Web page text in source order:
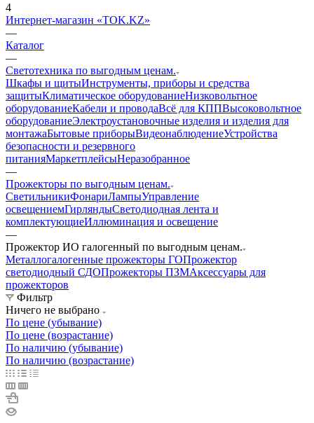
4
Интернет-магазин «TOK.KZ»
—
Каталог
—
Светотехника по выгодным ценам.
Шкафы и щитыИнструменты, приборы и средства
защитыКлиматическое оборудованиеНизковольтное
оборудованиеКабели и проводаВсё для КППВысоковольтное
оборудованиеЭлектроустановочные изделия и изделия для
монтажаБытовые приборыВидеонаблюдениеУстройства
безопасности и резервного
питанияМаркетплейсыНеразобранное
—
Прожекторы по выгодным ценам.
СветильникиФонариЛампыУправление
освещениемГирляндыСветодиодная лента и
комплектующиеИллюминация и освещение
—
Прожектор ИО галогенный по выгодным ценам.
Металлогалогенные прожекторы ГОПрожектор
светодиодный СДОПрожекторы ПЗМАксессуары для
прожекторов
Фильтр
Ничего не выбрано
По цене (убывание)
По цене (возрастание)
По наличию (убывание)
По наличию (возрастание)